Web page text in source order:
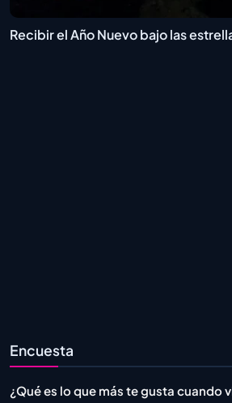
Recibir el Año Nuevo bajo las
Encuesta
¿Qué es lo que más te gusta cuando